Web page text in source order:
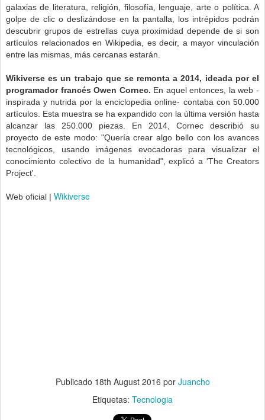
galaxias de literatura, religión, filosofía, lenguaje, arte o política. A
golpe de clic o deslizándose en la pantalla, los intrépidos podrán
descubrir grupos de estrellas cuya proximidad depende de si son
artículos relacionados en Wikipedia, es decir, a mayor vinculación
entre las mismas, más cercanas estarán.
Wikiverse es un trabajo que se remonta a 2014, ideada por el
programador francés Owen Cornec. En aquel entonces, la web -
inspirada y nutrida por la enciclopedia online- contaba con 50.000
artículos. Esta muestra se ha expandido con la última versión hasta
alcanzar las 250.000 piezas. En 2014, Cornec describió su
proyecto de este modo: "Quería crear algo bello con los avances
tecnológicos, usando imágenes evocadoras para visualizar el
conocimiento colectivo de la humanidad", explicó a 'The Creators
Project'.
Web oficial | Wikiverse
Publicado 18th August 2016 por Juancho
Etiquetas: Tecnologia